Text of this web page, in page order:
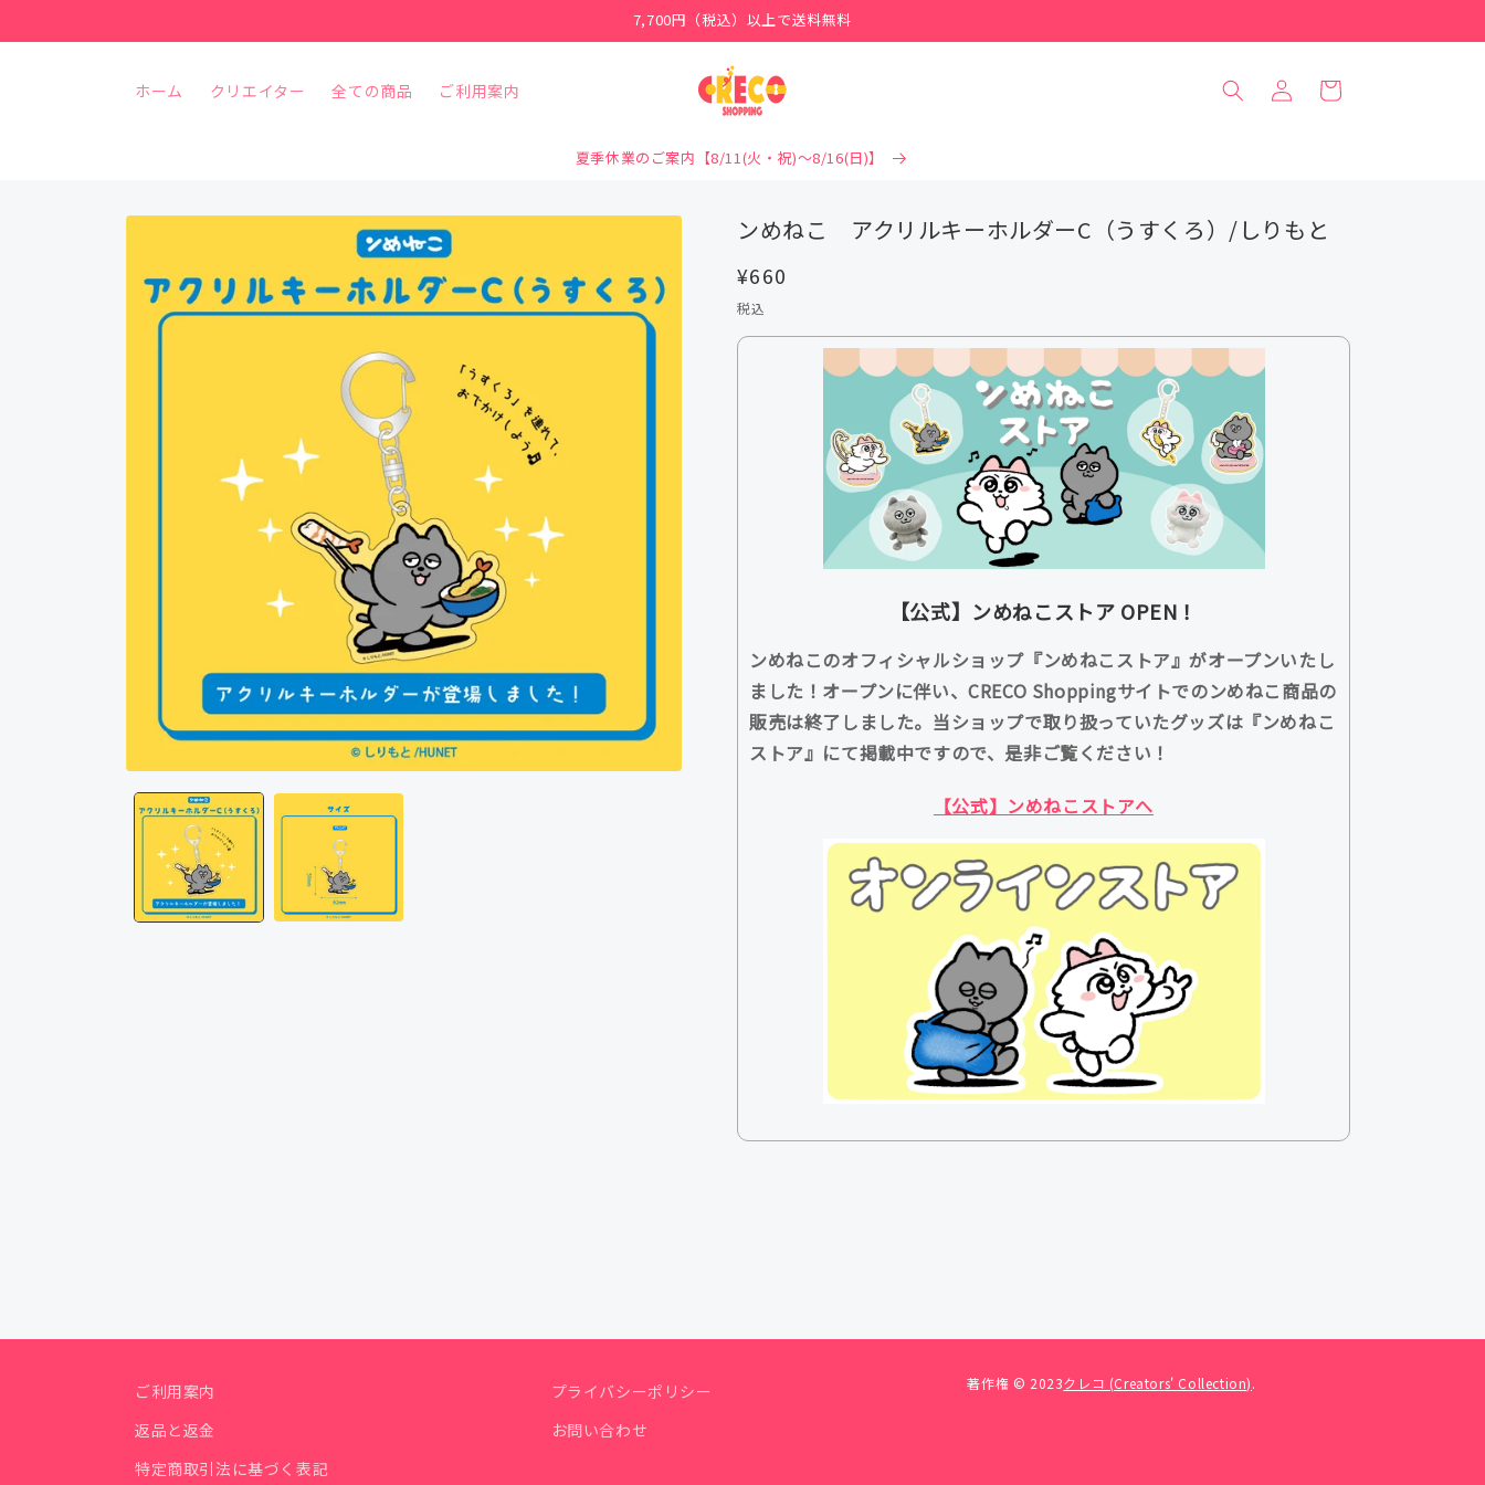
進む
7,700円（税込）以上で送料無料
ホーム クリエイター 全ての商品 ご利用案内
ロ
グ
イ
ー
夏季休業のご案内【8/11(火・祝)～8/16(日)】
商品情
ンめねこ アクリルキーホルダーC（うすくろ）/しりもと
通
常
価
¥660
税込
【公式】ンめねこストア OPEN！
ンめねこのオフィシャルショップ『ンめねこストア』がオープンいたし
ました！オープンに伴い、CRECO Shoppingサイトでのンめねこ商品の
販売は終了しました。当ショップで取り扱っていたグッズは『ンめねこ
ストア』にて掲載中ですので、是非ご覧ください！
【公式】ンめねこストアへ
ご利用案内
返品と返金
特定商取引法に基づく表記
プライバシーポリシー
お問い合わせ
著作権 © 2023クレコ (Creators' Collection).